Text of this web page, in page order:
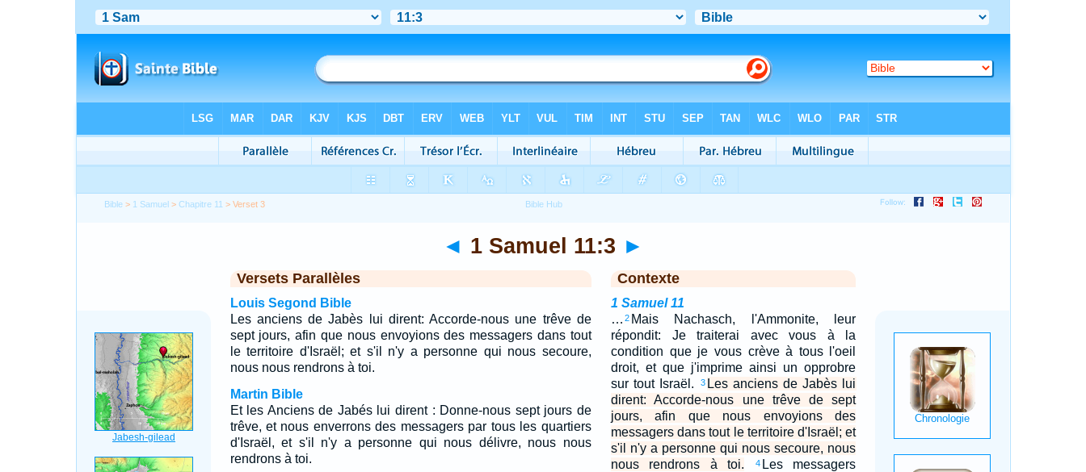
Bible > 1 Samuel >Chapitre 11 > Verset 3
◄ 1 Samuel 11:3 ►
Versets Parallèles
Louis Segond Bible
Les anciens de Jabès lui dirent: Accorde-nous une trêve de
sept jours, afin que nous envoyions des messagers dans tout
le territoire d'Israël; et s'il n'y a personne qui nous secoure,
nous nous rendrons à toi.
Martin Bible
Et les Anciens de Jabés lui dirent : Donne-nous sept jours de
trêve, et nous enverrons des messagers par tous les quartiers
d'Israël, et s'il n'y a personne qui nous délivre, nous nous
rendrons à toi.
Contexte
1 Samuel 11
… 2 Mais Nachasch, l'Ammonite, leur
répondit: Je traiterai avec vous à la
condition que je vous crève à tous l'oeil
droit, et que j'imprime ainsi un opprobre
sur tout Israël.
3 Les anciens de Jabès lui
dirent: Accorde-nous une trêve de sept
jours, afin que nous envoyions des
messagers dans tout le territoire d'Israël; et
s'il n'y a personne qui nous secoure, nous
nous rendrons à toi.
4 Les messagers